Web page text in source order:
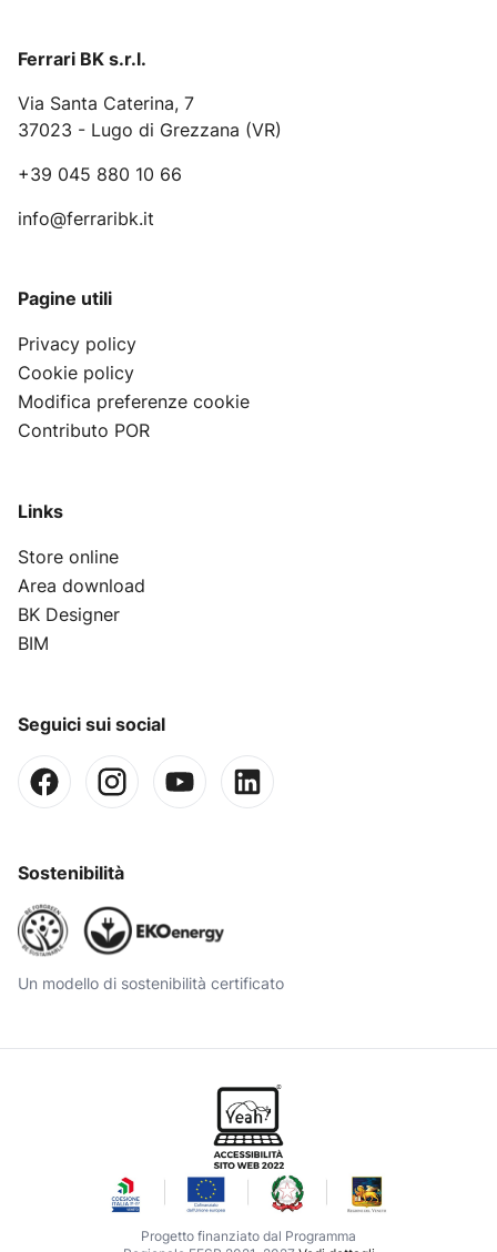
Ferrari BK s.r.l.
Via Santa Caterina, 7
37023 - Lugo di Grezzana (VR)
+39 045 880 10 66
info@ferraribk.it
Pagine utili
Privacy policy
Cookie policy
Modifica preferenze cookie
Contributo POR
Links
Store online
Area download
BK Designer
BIM
Seguici sui social
Sostenibilità
Un modello di sostenibilità certificato
Progetto finanziato dal Programma